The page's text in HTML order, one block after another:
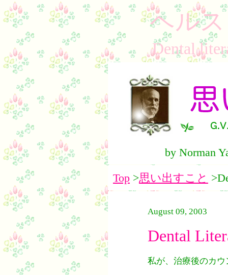
ヘル
Dental
by Norman
Top >思い出すこと
August 09, 2003
Dental
私が、治療後のカ